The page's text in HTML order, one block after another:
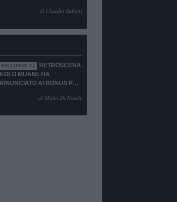
di Claudio Zuliani
ESCLUSIVA TJ
RETROSCENA
KOLO MUANI: HA
RINUNCIATO AI BONUS PUR
di Mirko Di Natale